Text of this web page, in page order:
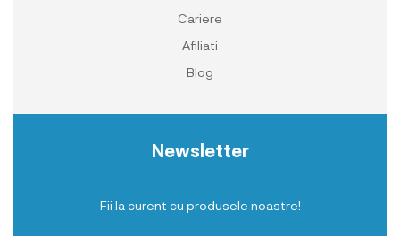
Cariere
Afiliati
Blog
Newsletter
Fii la curent cu produsele noastre!